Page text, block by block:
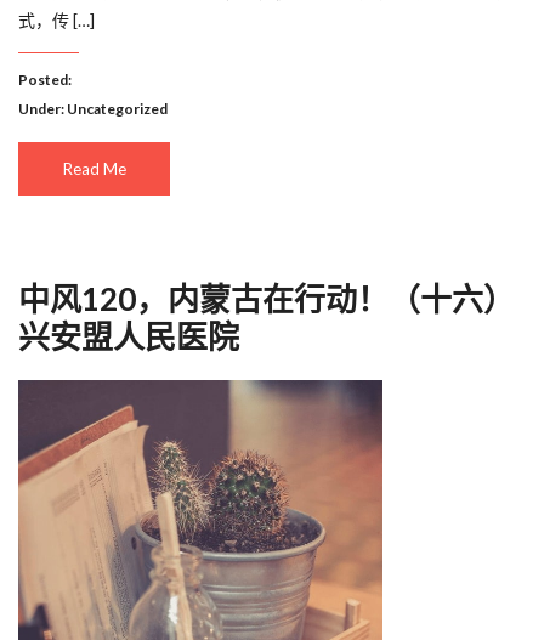
式，传 […]
Posted:
Under: Uncategorized
Read Me
中风120，内蒙古在行动！（十六）
兴安盟人民医院